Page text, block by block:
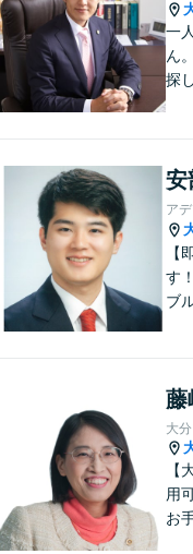
一
ん
探
遺
会
安
ア
【
す
ブ
分
藤
大
【
用
お